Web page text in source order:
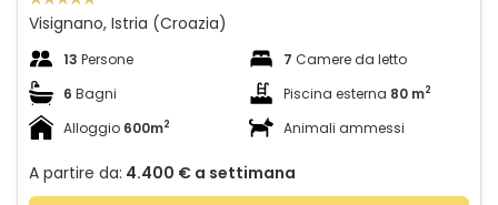
Visignano, Istria (Croazia)
13 Persone 7 Camere da letto
6 Bagni Piscina esterna 80 m2
Alloggio 600m2 Animali ammessi
A partire da: 4.400 € a settimana